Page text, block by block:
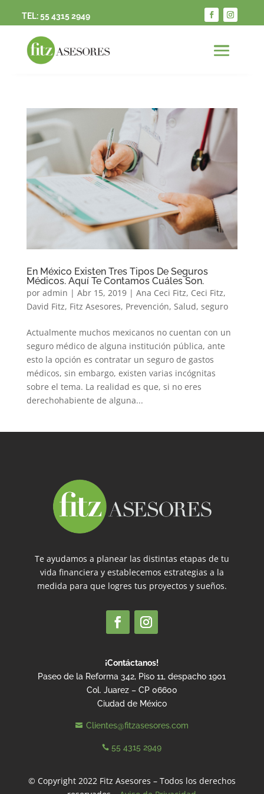
TEL:55 4315 2949
En México Existen Tres Tipos De Seguros
Médicos. Aquí Te Contamos Cuáles Son.
por admin | Abr 15, 2019| Ana Ceci Fitz, Ceci Fitz,
David Fitz, Fitz Asesores, Prevención, Salud, seguro
Actualmente muchos mexicanos no cuentan con un
seguro médico de alguna institución pública, ante
esto la opción es contratar un seguro de gastos
médicos, sin embargo, existen varias incógnitas
sobre el tema. La realidad es que, si no eres
derechohabiente de alguna...
Te ayudamos a planear las distintas etapas de tu
vida financiera y establecemos estrategias a la
medida para que logres tus proyectos y sueños.
¡Contáctanos!
Paseo de la Reforma 342, Piso 11, despacho 1901
Col. Juarez – CP 06600
Ciudad de México
 Clientes@fitzasesores.com
 55 4315 2949
© Copyright 2022 Fitz Asesores – Todos los derechos